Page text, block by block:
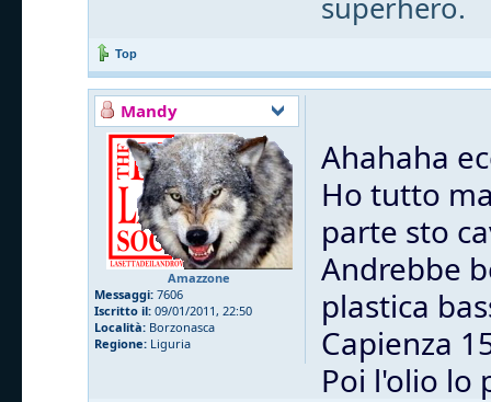
superhero.
Top
Mandy
Amazzone
Messaggi: 7606
Iscritto il: 09/01/2011, 22:50
Località: Borzonasca
Regione: Liguria
Ahahaha
Ho tutto
parte sto
Andrebbe
plastica
Capienza
Poi l'olio lo